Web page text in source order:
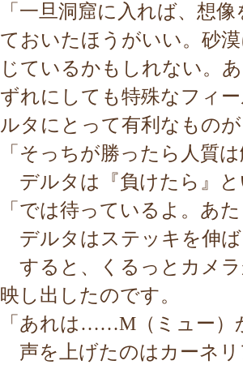
「一旦洞窟に入れば、想
ておいたほうがいい。砂
じているかもしれない。
ずれにしても特殊なフィ
ルタにとって有利なもの
「そっちが勝ったら人質
デルタは『負けたら』
「では待っているよ。あ
デルタはステッキを伸
すると、くるっとカメラ
映し出したのです。
「あれは……Μ（ミュー）
声を上げたのはカーネ